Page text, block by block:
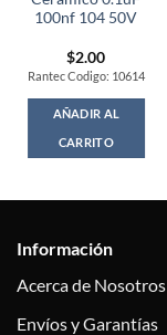
100nf 104 50V
$2.00
Rantec Codigo: 10614
AÑADIR AL
CARRITO
Información
Acerca de Nosotros
Envíos y Garantías